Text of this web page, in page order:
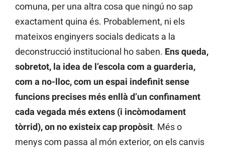
comuna, per una altra cosa que ningú no sap
exactament quina és. Probablement, ni els
mateixos enginyers socials dedicats a la
deconstrucció institucional ho saben. Ens queda,
sobretot, la idea de l’escola com a guarderia,
com a no-lloc, com un espai indefinit sense
funcions precises més enllà d’un confinament
cada vegada més extens (i incòmodament
tòrrid), on no existeix cap propòsit. Més o
menys com passa al món exterior, on els canvis